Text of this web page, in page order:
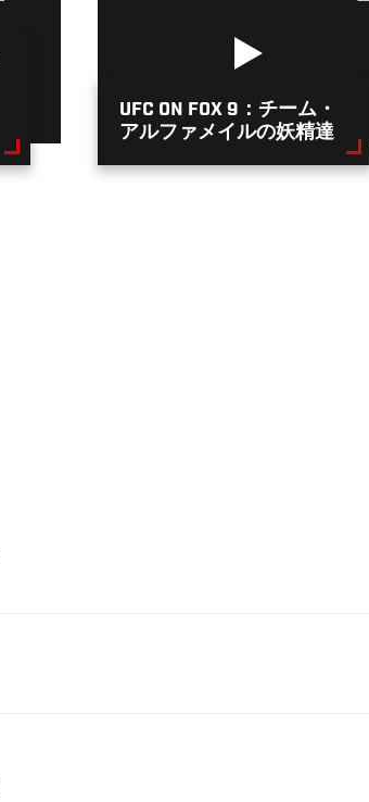
UFC ON FOX 9：チーム・
アルファメイルの妖精達